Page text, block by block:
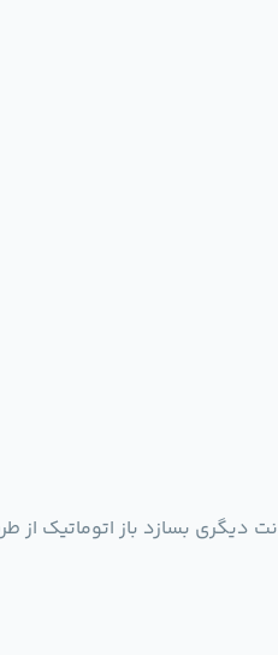
دیگری بسازد باز اتوماتیک